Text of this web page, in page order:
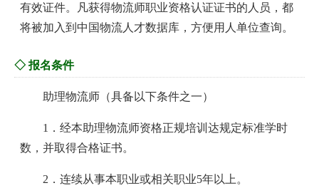
有效证件。凡获得物流师职业资格认证证书的人员，都
将被加入到中国物流人才数据库，方便用人单位查询。
◇ 报名条件
助理物流师（具备以下条件之一）
1．经本助理物流师资格正规培训达规定标准学时
数，并取得合格证书。
2．连续从事本职业或相关职业5年以上。